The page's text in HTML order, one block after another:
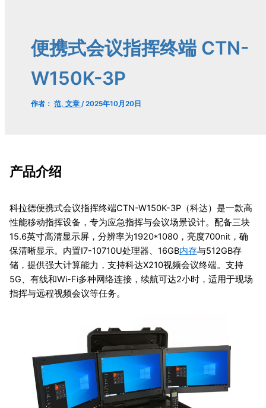
便携式会议指挥终端 CTN-
W150K-3P
作者： 范, 文章 /2025年10月20日
产品介绍
科拉德便携式会议指挥终端CTN-W150K-3P（科达）是一款高
性能移动指挥设备，专为应急指挥与会议场景设计。配备三块
15.6英寸高清显示屏，分辨率为1920*1080，亮度700nit，确
保清晰显示。内置I7-10710U处理器、16GB内存与512GB存
储，提供强大计算能力，支持科达X210视频会议终端。支持
5G、有线和Wi-Fi多种网络连接，续航可达2小时，适用于现场
指挥与远程视频会议等任务。